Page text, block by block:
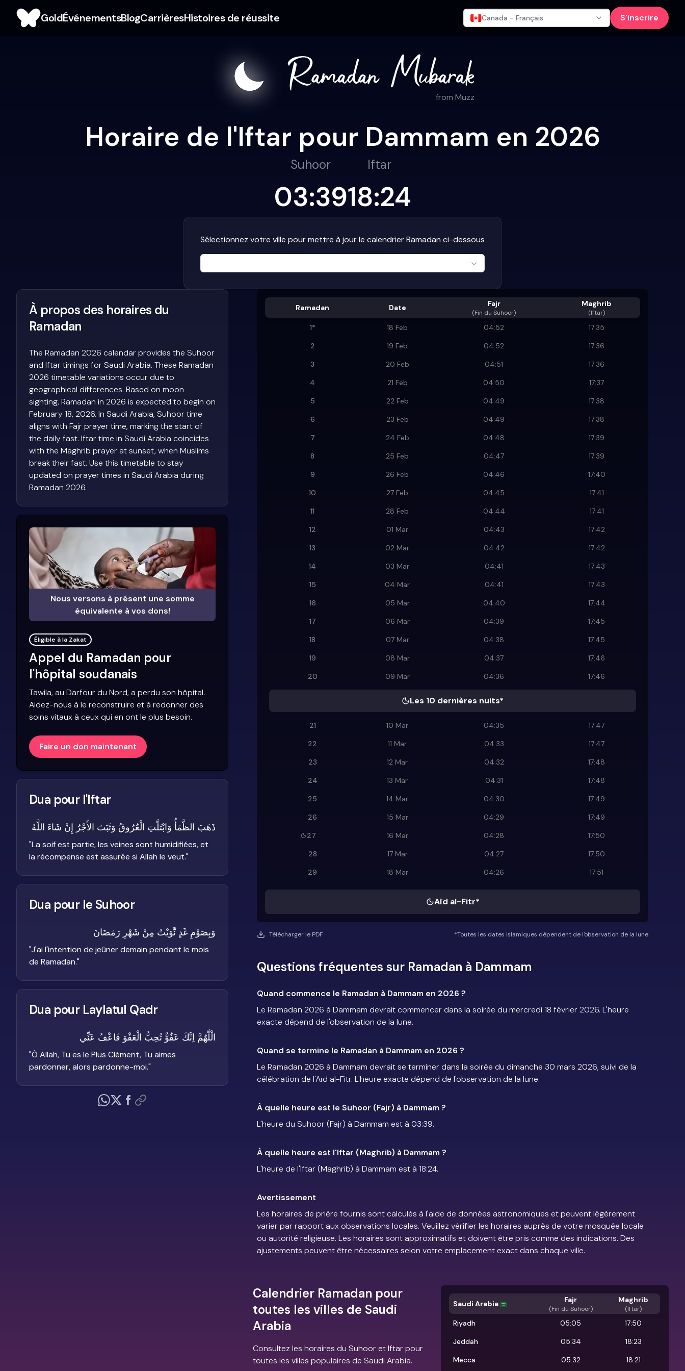
GoldÉvénementsBlogCarrièresHistoires de réussite Canada - Français S'inscrire
from Muzz
Horaire de l'Iftar pour Dammam en 2026
Suhoor
03:39
Iftar
18:24
Sélectionnez votre ville pour mettre à jour le calendrier Ramadan ci-dessous
Ramadan Date Fajr
(Fin du Suhoor)
Maghrib
(Iftar)
1* 18 Feb 04:52
17:35
2
19 Feb 04:52
17:36
3
20 Feb 04:51
17:36
4
21 Feb 04:50
17:37
5
22 Feb 04:49
17:38
6
23 Feb 04:49
17:38
7
24 Feb 04:48
17:39
8
25 Feb 04:47
17:39
9
26 Feb 04:46
17:40
10
27 Feb 04:45
17:41
11
28 Feb 04:44
17:41
12
01 Mar 04:43
17:42
13
02 Mar 04:42
17:42
14
03 Mar 04:41
17:43
15
04 Mar 04:41
17:43
16
05 Mar 04:40
17:44
17
06 Mar 04:39
17:45
18
07 Mar 04:38
17:45
19
08 Mar 04:37
17:46
20
09 Mar 04:36 17:46
Les 10 dernières nuits*
21 10 Mar 04:35
17:47
22
11 Mar 04:33
17:47
23
12 Mar 04:32
17:48
24
13 Mar 04:31
17:48
25
14 Mar 04:30
17:49
26
15 Mar 04:29
17:49
27
16 Mar 04:28
17:50
28
17 Mar 04:27
17:50
29
18 Mar 04:26 17:51
Aïd al-Fitr*
Télécharger le PDF *Toutes les dates islamiques dépendent de l'observation de la lune
Questions fréquentes sur Ramadan à Dammam
Quand commence le Ramadan à Dammam en 2026 ?
Le Ramadan 2026 à Dammam devrait commencer dans la soirée du mercredi 18 février 2026. L'heure
exacte dépend de l'observation de la lune.
Quand se termine le Ramadan à Dammam en 2026 ?
Le Ramadan 2026 à Dammam devrait se terminer dans la soirée du dimanche 30 mars 2026, suivi de la
célébration de l'Aïd al-Fitr. L'heure exacte dépend de l'observation de la lune.
À quelle heure est le Suhoor (Fajr) à Dammam ?
L'heure du Suhoor (Fajr) à Dammam est à 03:39.
À quelle heure est l'Iftar (Maghrib) à Dammam ?
L'heure de l'Iftar (Maghrib) à Dammam est à 18:24.
Avertissement
Les horaires de prière fournis sont calculés à l'aide de données astronomiques et peuvent légèrement
varier par rapport aux observations locales. Veuillez vérifier les horaires auprès de votre mosquée locale
ou autorité religieuse. Les horaires sont approximatifs et doivent être pris comme des indications. Des
ajustements peuvent être nécessaires selon votre emplacement exact dans chaque ville.
Calendrier Ramadan pour
toutes les villes de Saudi
Arabia
Consultez les horaires du Suhoor et Iftar pour
toutes les villes populaires de Saudi Arabia.
Saudi Arabia Fajr
(Fin du Suhoor)
Maghrib
(Iftar)
Riyadh 05:05
17:50
Jeddah
05:34
18:23
Mecca
05:32
18:21
À propos des horaires du
Ramadan
The Ramadan 2026 calendar provides the Suhoor
and Iftar timings for Saudi Arabia. These Ramadan
2026 timetable variations occur due to
geographical differences. Based on moon
sighting, Ramadan in 2026 is expected to begin on
February 18, 2026. In Saudi Arabia, Suhoor time
aligns with Fajr prayer time, marking the start of
the daily fast. Iftar time in Saudi Arabia coincides
with the Maghrib prayer at sunset, when Muslims
break their fast. Use this timetable to stay
updated on prayer times in Saudi Arabia during
Ramadan 2026.
Nous versons à présent une somme
équivalente à vos dons!
Éligible à la Zakat
Appel du Ramadan pour
l'hôpital soudanais
Tawila, au Darfour du Nord, a perdu son hôpital.
Aidez-nous à le reconstruire et à redonner des
soins vitaux à ceux qui en ont le plus besoin.
Faire un don maintenant
Dua pour l'Iftar
ذَهَبَ الظَّمَأُ وَابْتَلَّتِ الْعُرُوقُ وَثَبَتَ الأَجْرُ إِنْ شَاءَ اللَّهُ
"La soif est partie, les veines sont humidifiées, et
la récompense est assurée si Allah le veut."
Dua pour le Suhoor
وَبِصَوْمِ غَدٍ نَّوَيْتُ مِنْ شَهْرِ رَمَضَانَ
"J'ai l'intention de jeûner demain pendant le mois
de Ramadan."
Dua pour Laylatul Qadr
الْلَّهُمَّ اِنَّكَ عَفُوٌّ تُحِبُّ الْعَفْوَ فَاعْفُ عَنِّي
"Ô Allah, Tu es le Plus Clément, Tu aimes
pardonner, alors pardonne-moi."